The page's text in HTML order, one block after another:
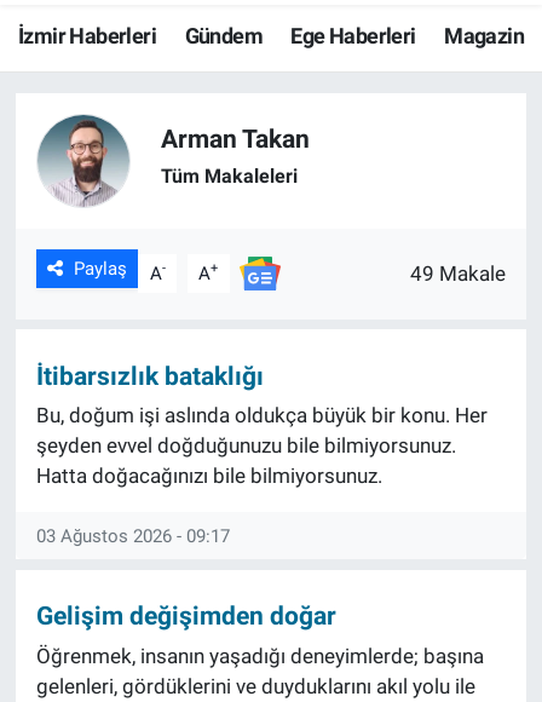
İzmir Haberleri Gündem Ege Haberleri Magazin
Arman Takan
Tüm Makaleleri
Paylaş A- A+ 49 Makale
İtibarsızlık bataklığı
Bu, doğum işi aslında oldukça büyük bir konu. Her
şeyden evvel doğduğunuzu bile bilmiyorsunuz.
Hatta doğacağınızı bile bilmiyorsunuz.
03 Ağustos 2026 - 09:17
Gelişim değişimden doğar
Öğrenmek, insanın yaşadığı deneyimlerde; başına
gelenleri, gördüklerini ve duyduklarını akıl yolu ile
Resmi İlanlar
YAŞAM